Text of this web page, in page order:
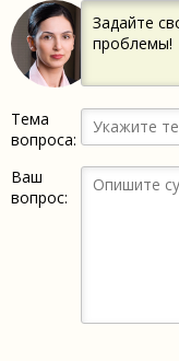
Задайте
проблемы!
Тема
вопроса:
Ваш
вопрос: